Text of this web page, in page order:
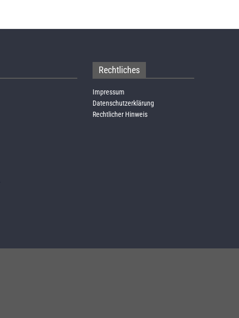
Rechtliches
Impressum
Datenschutzerklärung
Rechtlicher Hinweis